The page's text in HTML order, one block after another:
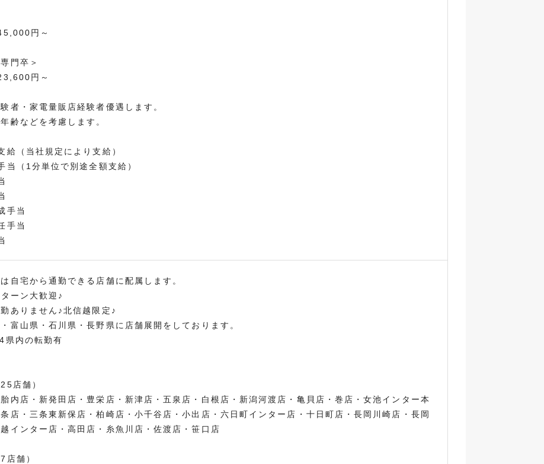
円～
門卒＞
円～
者・家電量販店経験者優遇します。
齢などを考慮します。
給（当社規定により支給）
当（1分単位で別途全額支給）
手当
手当
自宅から通勤できる店舗に配属します。
ーン大歓迎♪
ありません♪北信越限定♪
富山県・石川県・長野県に店舗展開をしております。
県内の転勤有
店舗）
内店・新発田店・豊栄店・新津店・五泉店・白根店・新潟河渡店・亀貝店・巻店・女池インター本
店・三条東新保店・柏崎店・小千谷店・小出店・六日町インター店・十日町店・長岡川崎店・長岡
インター店・高田店・糸魚川店・佐渡店・笹口店
店舗）